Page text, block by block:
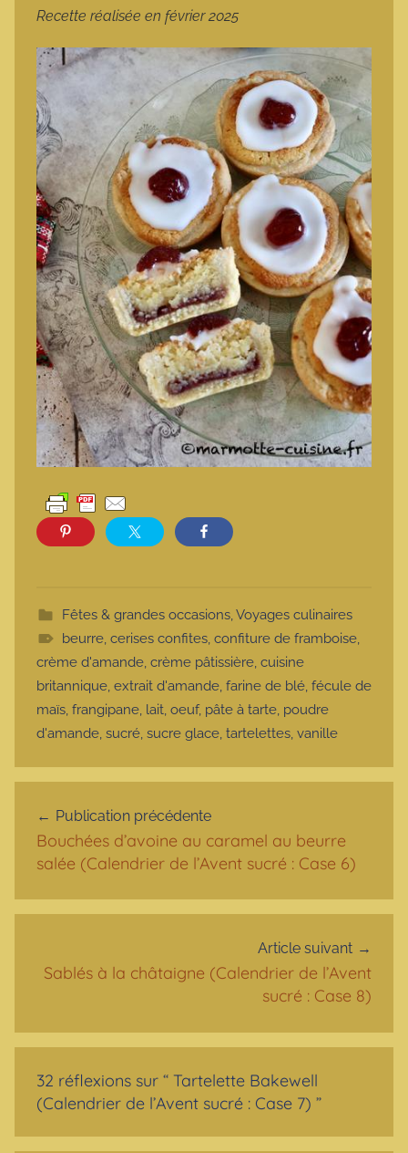
Recette réalisée en février 2025
Fêtes & grandes occasions,Voyages culinaires
beurre, cerises confites, confiture de framboise,
crème d'amande, crème pâtissière, cuisine
britannique, extrait d'amande, farine de blé, fécule de
maïs, frangipane, lait, oeuf, pâte à tarte, poudre
d'amande, sucré, sucre glace, tartelettes, vanille
Publication précédente
Bouchées d’avoine au caramel au beurre
salée (Calendrier de l’Avent sucré : Case 6)
Article suivant
Sablés à la châtaigne (Calendrier de l’Avent
sucré : Case 8)
32 réflexions sur “ Tartelette Bakewell
(Calendrier de l’Avent sucré : Case 7) ”